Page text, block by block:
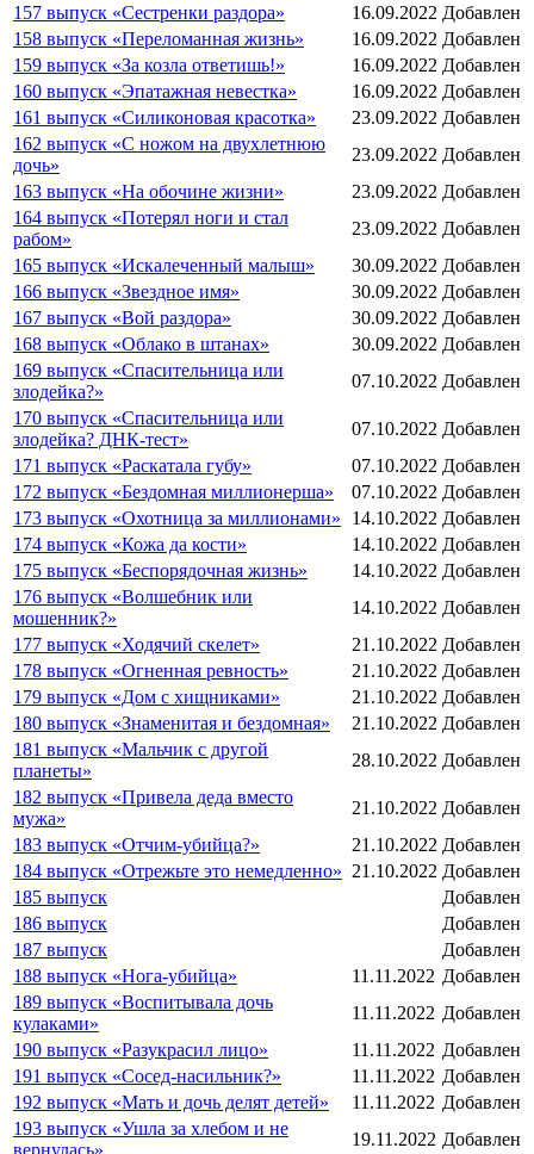
157 выпуск «Сестренки раздора»
16.09.2022 Добавлен
158 выпуск «Переломанная жизнь»
16.09.2022 Добавлен
159 выпуск «За козла ответишь!»
16.09.2022 Добавлен
160 выпуск «Эпатажная невестка»
16.09.2022 Добавлен
161 выпуск «Силиконовая красотка»
23.09.2022 Добавлен
162 выпуск «С ножом на двухлетнюю
дочь»
23.09.2022 Добавлен
163 выпуск «На обочине жизни»
23.09.2022 Добавлен
164 выпуск «Потерял ноги и стал
рабом»
23.09.2022 Добавлен
165 выпуск «Искалеченный малыш»
30.09.2022 Добавлен
166 выпуск «Звездное имя»
30.09.2022 Добавлен
167 выпуск «Вой раздора»
30.09.2022 Добавлен
168 выпуск «Облако в штанах»
30.09.2022 Добавлен
169 выпуск «Спасительница или
злодейка?»
07.10.2022 Добавлен
170 выпуск «Спасительница или
злодейка? ДНК-тест»
07.10.2022 Добавлен
171 выпуск «Раскатала губу»
07.10.2022 Добавлен
172 выпуск «Бездомная миллионерша»
07.10.2022 Добавлен
173 выпуск «Охотница за миллионами»
14.10.2022 Добавлен
174 выпуск «Кожа да кости»
14.10.2022 Добавлен
175 выпуск «Беспорядочная жизнь»
14.10.2022 Добавлен
176 выпуск «Волшебник или
мошенник?»
14.10.2022 Добавлен
177 выпуск «Ходячий скелет»
21.10.2022 Добавлен
178 выпуск «Огненная ревность»
21.10.2022 Добавлен
179 выпуск «Дом с хищниками»
21.10.2022 Добавлен
180 выпуск «Знаменитая и бездомная»
21.10.2022 Добавлен
181 выпуск «Мальчик с другой
планеты»
28.10.2022 Добавлен
182 выпуск «Привела деда вместо
мужа»
21.10.2022 Добавлен
183 выпуск «Отчим-убийца?»
21.10.2022 Добавлен
184 выпуск «Отрежьте это немедленно» 21.10.2022 Добавлен
185 выпуск
Добавлен
186 выпуск
Добавлен
187 выпуск
Добавлен
188 выпуск «Нога-убийца»
11.11.2022 Добавлен
189 выпуск «Воспитывала дочь
кулаками»
11.11.2022 Добавлен
190 выпуск «Разукрасил лицо»
11.11.2022 Добавлен
191 выпуск «Сосед-насильник?»
11.11.2022 Добавлен
192 выпуск «Мать и дочь делят детей»
11.11.2022 Добавлен
193 выпуск «Ушла за хлебом и не
вернулась»
19.11.2022 Добавлен